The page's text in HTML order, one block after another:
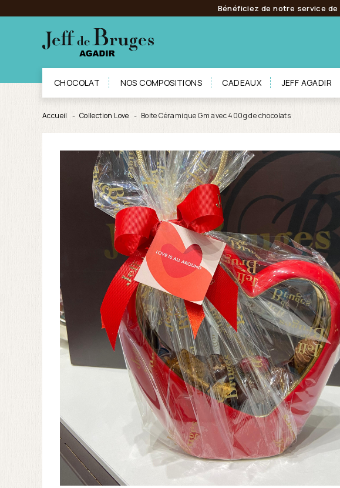
Bénéficiez de notre service
CHOCOLAT NOS COMPOSITIONS CADEAUX JEFF AGADIR
Accueil Collection Love Boite Céramique Gm avec 400g de chocolats